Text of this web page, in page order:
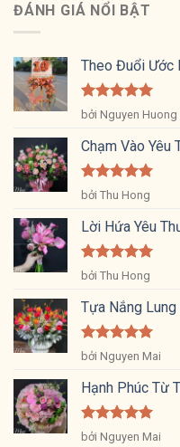
ĐÁNH GIÁ NỔI BẬT
Theo Đuổi Ước
Được xếp
hạng 55
sao
bởi Nguyen Huong
Chạm Vào Yêu
Được xếp
sao
bởi Thu Hong
Lời Hứa Yêu
Được xếp
sao
bởi Thu Hong
Tựa Nắng Lung
Được xếp
hạng 55
sao
bởi Nguyen Mai
Hạnh Phúc Từ
Được xếp
bởi Nguyen Mai